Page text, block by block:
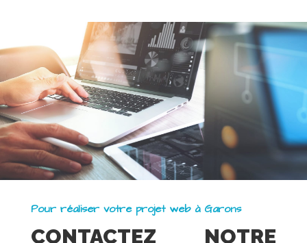
Pour réaliser votre projet web à Garons
CONTACTEZ NOTRE